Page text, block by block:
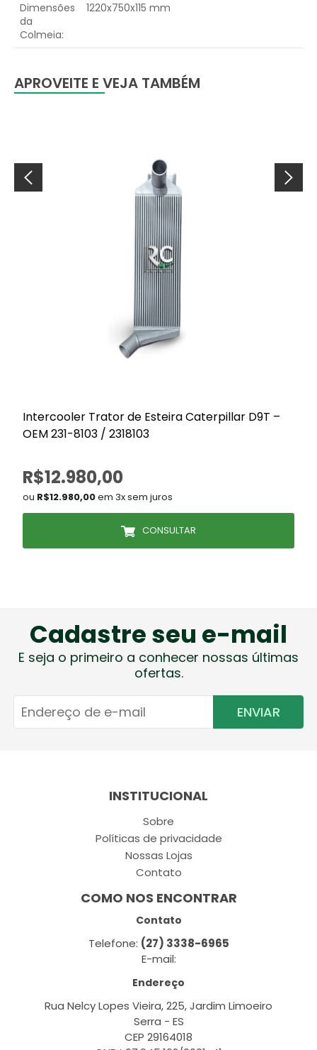
Dimensões
da
Colmeia:
1220x750x115 mm
APROVEITE E VEJA TAMBÉM
Intercooler Trator de Esteira Caterpillar D9T –
OEM 231-8103 / 2318103
R$12.980,00
ou R$12.980,00em 3x sem juros
CONSULTAR
Cadastre seu e-mail
E seja o primeiro a conhecer nossas últimas
ofertas.
ENVIAR
INSTITUCIONAL
Sobre
Políticas de privacidade
Nossas Lojas
Contato
COMO NOS ENCONTRAR
Contato
Telefone: (27) 3338-6965
E-mail:
Endereço
Rua Nelcy Lopes Vieira, 225, Jardim Limoeiro
Serra - ES
CEP 29164018